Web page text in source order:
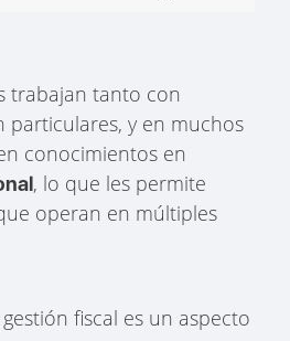
trabajan tanto con
particulares, y en muchos
conocimientos en
, lo que les permite
operan en múltiples
fiscal es un aspecto